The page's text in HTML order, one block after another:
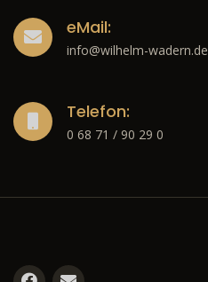
eMail:
info@wilhelm-wadern.de
Telefon:
0 68 71 / 90 29 0